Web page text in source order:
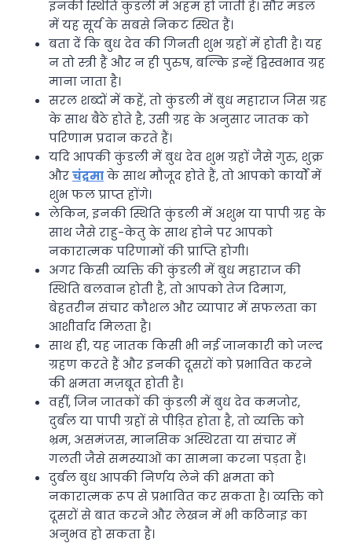
इनकी स्थिति कुंडली में अहम हो जाती है। सौर मंडल
में यह सूर्य के सबसे निकट स्थित हैं।
बता दें कि बुध देव की गिनती शुभ ग्रहों में होती है। यह
न तो स्त्री हैं और न ही पुरुष, बल्कि इन्हें द्विस्वभाव ग्रह
माना जाता है।
सरल शब्दों में कहें, तो कुंडली में बुध महाराज जिस ग्रह
के साथ बैठे होते है, उसी ग्रह के अनुसार जातक को
परिणाम प्रदान करते हैं।
यदि आपकी कुंडली में बुध देव शुभ ग्रहों जैसे गुरु, शुक्र
औरचंद्रमाके साथ मौजूद होते हैं, तो आपको कार्यों में
शुभ फल प्राप्त होंगे।
लेकिन, इनकी स्थिति कुंडली में अशुभ या पापी ग्रह के
साथ जैसे राहु-केतु के साथ होने पर आपको
नकारात्मक परिणामों की प्राप्ति होगी।
अगर किसी व्यक्ति की कुंडली में बुध महाराज की
स्थिति बलवान होती है, तो आपको तेज दिमाग,
बेहतरीन संचार कौशल और व्यापार में सफलता का
आशीर्वाद मिलता है।
साथ ही, यह जातक किसी भी नई जानकारी को जल्द
ग्रहण करते हैं और इनकी दूसरों को प्रभावित करने
की क्षमता मज़बूत होती है।
वहीं, जिन जातकों की कुंडली में बुध देव कमजोर,
दुर्बल या पापी ग्रहों से पीड़ित होता है, तो व्यक्ति को
भ्रम, असमंजस, मानसिक अस्थिरता या संचार में
गलती जैसे समस्याओं का सामना करना पड़ता है।
दुर्बल बुध आपकी निर्णय लेने की क्षमता को
नकारात्मक रूप से प्रभावित कर सकता है। व्यक्ति को
दूसरों से बात करने और लेखन में भी कठिनाइ का
अनुभव हो सकता है।